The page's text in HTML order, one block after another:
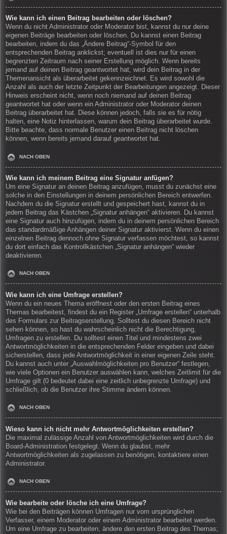
Wie kann ich einen Beitrag bearbeiten oder löschen?
Wenn du nicht Administrator oder Moderator bist, kannst du nur deine
eigenen Beiträge bearbeiten oder löschen. Du kannst einen Beitrag
bearbeiten, indem du das „Ändere Beitrag“-Symbol für den
entsprechenden Beitrag anklickst; eventuell ist dies nur für einen
begrenzten Zeitraum nach seiner Erstellung möglich. Wenn bereits
jemand auf deinen Beitrag geantwortet hat, wird dein Beitrag in der
Themenansicht als überarbeitet gekennzeichnet. Es wird sowohl die
Anzahl als auch der letzte Zeitpunkt der Bearbeitungen angezeigt. Dieser
Hinweis erscheint nicht, wenn noch niemand auf deinen Beitrag
geantwortet hat oder wenn ein Administrator oder Moderator deinen
Beitrag überarbeitet hat. Diese können jedoch, falls sie es für nötig
halten, eine Notiz hinterlassen, warum dein Beitrag überarbeitet wurde.
Bitte beachte, dass normale Benutzer einen Beitrag nicht löschen
können, wenn bereits jemand darauf geantwortet hat.
NACH OBEN
Wie kann ich meinem Beitrag eine Signatur anfügen?
Um eine Signatur an deinen Beitrag anzufügen, musst du zunächst eine
solche in den Einstellungen in deinem persönlichen Bereich entwerfen.
Nachdem du die Signatur erstellt und gespeichert hast, kannst du in
jedem Beitrag das Kästchen „Signatur anhängen“ aktivieren. Du kannst
eine Signatur auch hinzufügen, indem du in deinem persönlichen Bereich
das standardmäßige Anhängen deiner Signatur aktivierst. Wenn du einen
einzelnen Beitrag dennoch ohne Signatur verfassen möchtest, so kannst
du dort einfach das Kontrollkästchen „Signatur anhängen“ wieder
deaktivieren.
NACH OBEN
Wie kann ich eine Umfrage erstellen?
Wenn du ein neues Thema eröffnest oder den ersten Beitrag eines
Themas bearbeitest, findest du ein Register „Umfrage erstellen“ unterhalb
des Formulars zur Beitragserstellung. Solltest du diesen Bereich nicht
sehen können, so hast du wahrscheinlich nicht die Berechtigung,
Umfragen zu erstellen. Du solltest einen Titel und mindestens zwei
Antwortmöglichkeiten in die entsprechenden Felder eingeben und dabei
sicherstellen, dass jede Antwortmöglichkeit in einer eigenen Zeile steht.
Du kannst auch unter „Auswahlmöglichkeiten pro Benutzer“ festlegen,
wie viele Optionen ein Benutzer auswählen kann, welches Zeitlimit für die
Umfrage gilt (0 bedeutet dabei eine zeitlich unbegrenzte Umfrage) und
schließlich, ob die Benutzer ihre Stimme ändern können.
NACH OBEN
Wieso kann ich nicht mehr Antwortmöglichkeiten erstellen?
Die maximal zulässige Anzahl von Antwortmöglichkeiten wird durch die
Board-Administration festgelegt. Wenn du glaubst, mehr
Antwortmöglichkeiten als zugelassen zu benötigen, kontaktiere einen
Administrator.
NACH OBEN
Wie bearbeite oder lösche ich eine Umfrage?
Wie bei den Beiträgen können Umfragen nur vom ursprünglichen
Verfasser, einem Moderator oder einem Administrator bearbeitet werden.
Um eine Umfrage zu bearbeiten, ändere den ersten Beitrag des Themas;